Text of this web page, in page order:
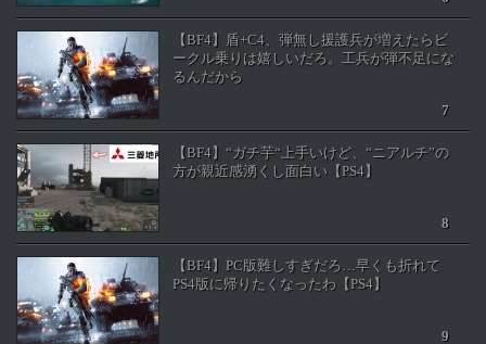
【BF4】盾+C4、弾無し援護兵が増えたらビ
ークル乗りは嬉しいだろ。工兵が弾不足にな
るんだから
【BF4】“ガチ芋“上手いけど、“ニアルチ”の
方が親近感湧くし面白い【PS4】
【BF4】PC版難しすぎだろ…早くも折れて
PS4版に帰りたくなったわ【PS4】